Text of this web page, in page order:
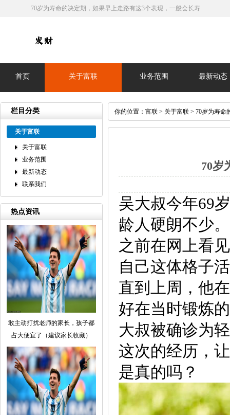
70岁为寿命的决定期，如果早上走路有这3个表现，一般会长寿
首页 关于富联 业务范围 最新动态
栏目分类
关于富联
关于富联
业务范围
最新动态
联系我们
热点资讯
敢主动打扰老师的家长，孩子都
占大便宜了（建议家长收藏）
你的位置： 富联 > 关于富联 > 70岁为寿命
70岁
吴大叔今年69
龄人硬朗不少。
之前在网上看
自己这体格子
直到上周，他
好在当时锻炼
大叔被确诊为
这次的经历，
是真的吗？